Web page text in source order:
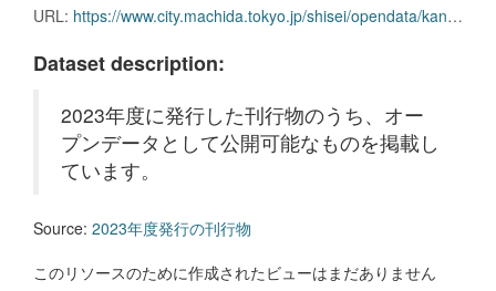
URL: https://www.city.machida.tokyo.jp/shisei/opendata/kankobutsu/2023-kankoubutsu.files/23-74.pdf
Dataset description:
2023年度に発行した刊行物のうち、オー
プンデータとして公開可能なものを掲載し
ています。
Source: 2023年度発行の刊行物
このリソースのために作成されたビューはまだありません